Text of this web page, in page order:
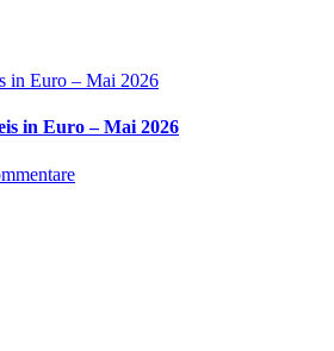
in Euro – Mai 2026
in Euro – Mai 2026